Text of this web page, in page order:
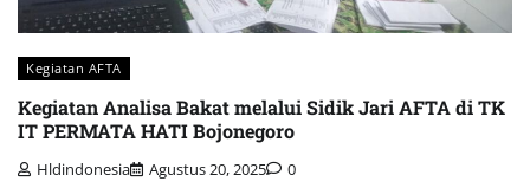
Kegiatan AFTA
Kegiatan Analisa Bakat melalui Sidik Jari AFTA di TK
IT PERMATA HATI Bojonegoro
Hldindonesia Agustus 20, 2025 0